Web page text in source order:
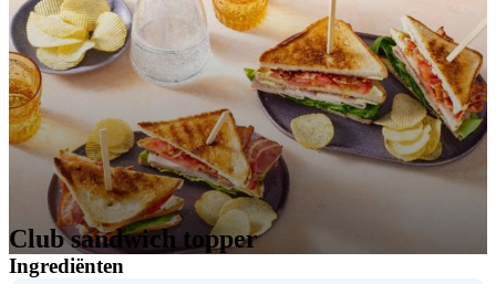
Club sandwich topper
Ingrediënten